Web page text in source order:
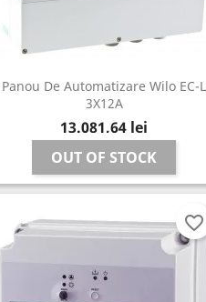
Panou De Automatizare Wilo EC-L
3X12A
Pret
13.081,64 lei
OUT OF STOCK
Vizualizare rapida
favorite_border